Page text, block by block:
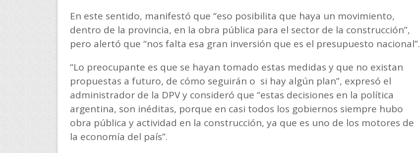
En este sentido, manifestó que “eso posibilita que haya un movimiento,
dentro de la provincia, en la obra pública para el sector de la construcción”,
pero alertó que “nos falta esa gran inversión que es el presupuesto nacional”.
“Lo preocupante es que se hayan tomado estas medidas y que no existan
propuestas a futuro, de cómo seguirán o si hay algún plan”, expresó el
administrador de la DPV y consideró que “estas decisiones en la política
argentina, son inéditas, porque en casi todos los gobiernos siempre hubo
obra pública y actividad en la construcción, ya que es uno de los motores de
la economía del país”.